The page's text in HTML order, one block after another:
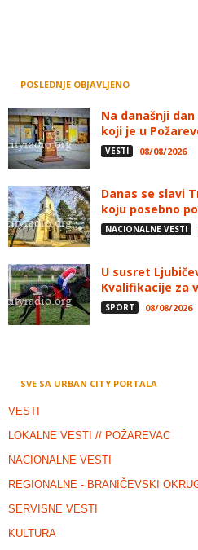
POSLEDNJE OBJAVLJENO
Na današnji
koji je u
VESTI 08/08/2026
Danas se slavi
koju posebno
NACIONALNE VESTI
U susret
Kvalifikacije za
SPORT 08/08/2026
SVE SA URBAN CITY PORTALA
VESTI
LOKALNE VESTI // POŽAREVAC
NACIONALNE VESTI
REGIONALNE - BRANIČEVSKI
SERVISNE VESTI
KULTURA